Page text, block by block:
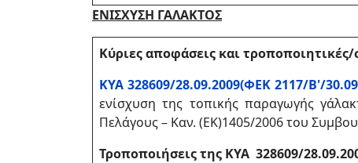
ΕΝΙΣΧΥΣΗ ΓΑΛΑΚΤΟΣ
Κύριες αποφάσεις και
ΚΥΑ 328609/28.09.2009(ΦΕΚ 2117/Β'/
ενίσχυση της τοπικής παραγωγής
Πελάγους – Καν. (ΕΚ)1405/2006 του
Τροποποιήσεις της ΚΥΑ 328609/